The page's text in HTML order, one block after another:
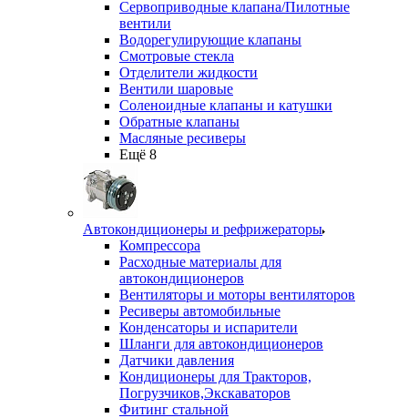
Сервоприводные клапана/Пилотные
вентили
Водорегулирующие клапаны
Смотровые стекла
Отделители жидкости
Вентили шаровые
Соленоидные клапаны и катушки
Обратные клапаны
Масляные ресиверы
Ещё 8
Автокондиционеры и рефрижераторы
Компрессора
Расходные материалы для
автокондиционеров
Вентиляторы и моторы вентиляторов
Ресиверы автомобильные
Конденсаторы и испарители
Шланги для автокондиционеров
Датчики давления
Кондиционеры для Тракторов,
Погрузчиков,Экскаваторов
Фитинг стальной